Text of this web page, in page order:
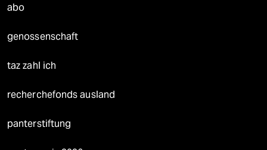
abo
genossenschaft
taz zahl ich
recherchefonds ausland
panterstiftung